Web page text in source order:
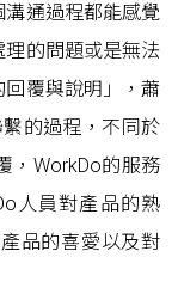
通過程都能感覺
的問題或是無法
覆與說明」，蕭
的過程，不同於
，WorkDo的服務
人員對產品的熟
品的喜愛以及對